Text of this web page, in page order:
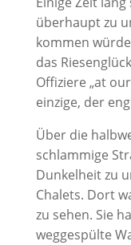
überhaupt zu
kommen
das
Offiziere „at
einzige, der
Über die
schlammige
Dunkelheit zu
Chalets. Dort
zu sehen. Sie
weggespülte